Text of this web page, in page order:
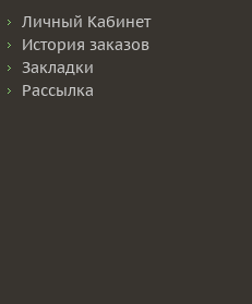
Личный Кабинет
История заказов
Закладки
Рассылка